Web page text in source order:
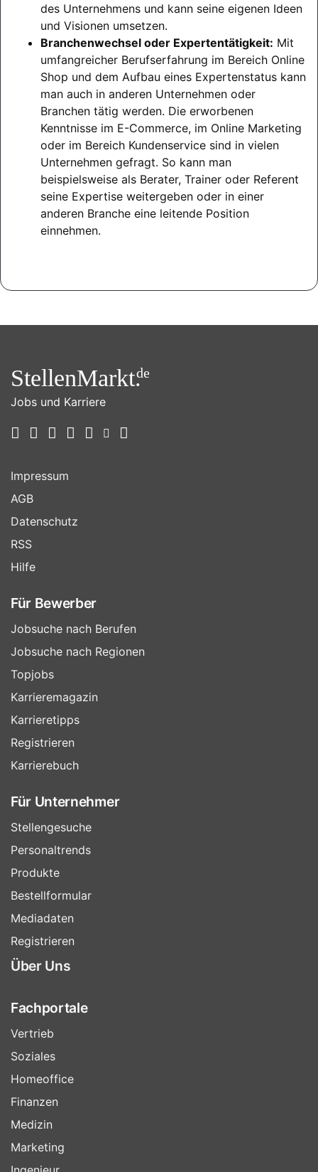
des Unternehmens und kann seine eigenen Ideen
und Visionen umsetzen.
Branchenwechsel oder Expertentätigkeit: Mit
umfangreicher Berufserfahrung im Bereich Online
Shop und dem Aufbau eines Expertenstatus kann
man auch in anderen Unternehmen oder
Branchen tätig werden. Die erworbenen
Kenntnisse im E-Commerce, im Online Marketing
oder im Bereich Kundenservice sind in vielen
Unternehmen gefragt. So kann man
beispielsweise als Berater, Trainer oder Referent
seine Expertise weitergeben oder in einer
anderen Branche eine leitende Position
einnehmen.
StellenMarkt.de
Jobs und Karriere
Impressum
AGB
Datenschutz
RSS
Hilfe
Für Bewerber
Jobsuche nach Berufen
Jobsuche nach Regionen
Topjobs
Karrieremagazin
Karrieretipps
Registrieren
Karrierebuch
Für Unternehmer
Stellengesuche
Personaltrends
Produkte
Bestellformular
Mediadaten
Registrieren
Über Uns
Fachportale
Vertrieb
Soziales
Homeoffice
Finanzen
Medizin
Marketing